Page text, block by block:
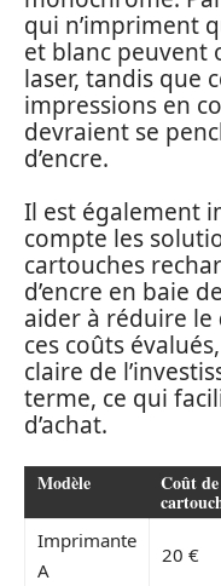
qui n’impriment
et blanc
laser, tandis que
impressions en
devraient se
d’encre.
Il est également
compte les
cartouches
d’encre en baie
aider à réduire le
ces coûts
claire de
terme, ce qui
d’achat.
Modèle Coût
Imprimante
A
20 €